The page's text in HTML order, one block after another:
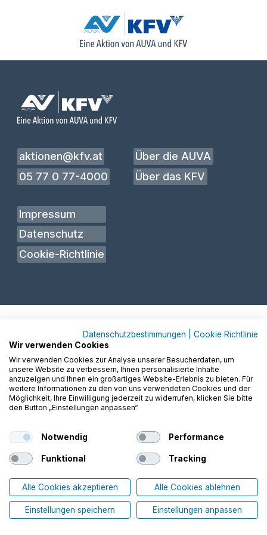
aktionen@kfv.at
05 77 0 77-4000
Über die AUVA
Über das KFV
Impressum
Datenschutz
Cookie-Richtlinie
Datenschutzbestimmungen
Cookie Richtlinie
Wir verwenden Cookies
Wir verwenden Cookies zur Analyse unserer Besucherdaten, um
unsere Website zu verbessern, Ihnen personalisierte Inhalte
anzuzeigen und Ihnen ein großartiges Website-Erlebnis zu bieten. Für
weitere Informationen zu den von uns verwendeten Cookies und der
Möglichkeit, Ihre Einwilligung jederzeit zu widerrufen, klicken Sie bitte
den Button „Einstellungen anpassen“.
Notwendig Performance
Funktional Tracking
Alle Cookies akzeptieren Alle Cookies ablehnen
Einstellungen speichern Einstellungen anpassen